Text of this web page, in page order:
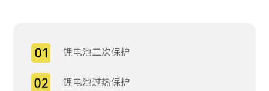
锂电池二次保护
锂电池过热保护